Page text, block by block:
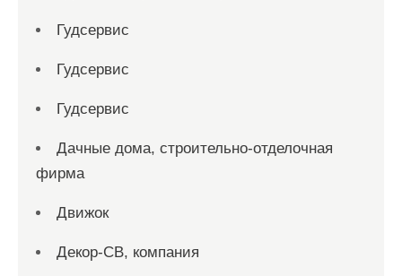
Гудсервис
Гудсервис
Гудсервис
Дачные дома, строительно-отделочная
фирма
Движок
Декор-СВ, компания